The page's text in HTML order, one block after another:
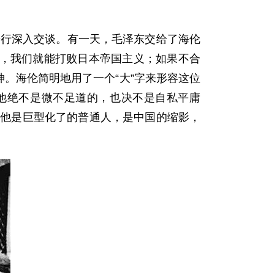
深入交谈。有一天，毛泽东交给了海伦
我们就能打败日本帝国主义；如果不合
海伦简明地用了一个“大”字来形容这位
绝不是微不足道的，也决不是自私平庸
是巨型化了的普通人，是中国的缩影，